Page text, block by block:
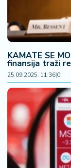
KAMATE SE
finansija traži
25.09.2025. 11:36|0